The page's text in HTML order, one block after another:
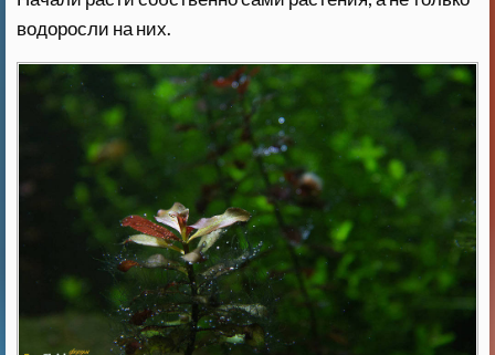
водоросли на них.